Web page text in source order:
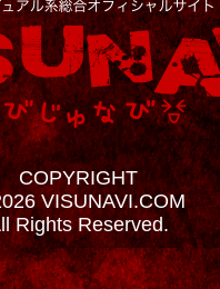
COPYRIGHT
VISUNAVI.COM
Rights Reserved.